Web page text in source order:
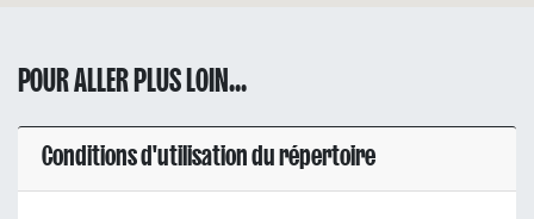
POUR ALLER PLUS LOIN...
Conditions d'utilisation du répertoire